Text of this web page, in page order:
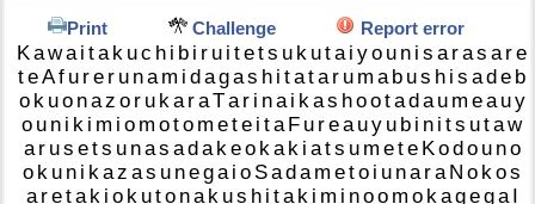
Print Challenge Report error
Kawa i ta k uc h i b i r u i tets u k uta i yo u n i s a ras a re
teAf u re r u na m i dagas h i tata r u m a b us h i s ade b
o k uo naz o r u k a raTa r i na i k as hootada u m ea uy
o u n i k i m i o m oto m ete i ta F u rea uy u b i n i ts utaw
a r us ets u nas ada k eo k a k i ats u m ete Kodo u no
o k u n i k az as u nega i o Sada m eto i u na ra N o k os
a reta k i o k uto na k us h i ta k i m i noo m o k agega I